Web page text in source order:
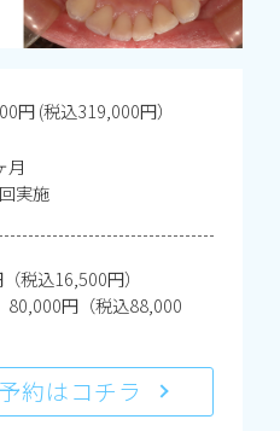
円 (税込319,000円）
月
実施
税込16,500円）
80,000円（税込88,000
約はコチラ